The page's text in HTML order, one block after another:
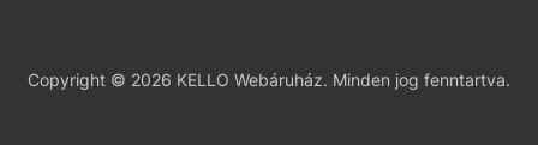
Copyright © 2026 KELLO Webáruház. Minden jog fenntartva.